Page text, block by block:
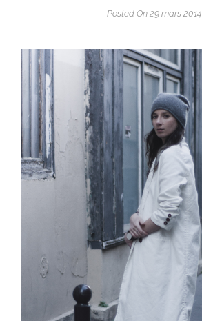
Posted On 29 mars 2014